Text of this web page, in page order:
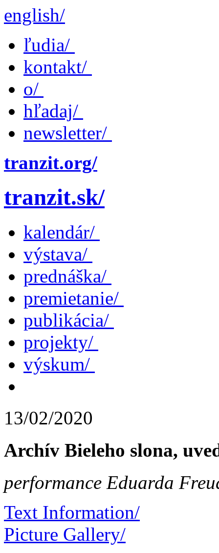
english/
ľudia/
kontakt/
o/
hľadaj/
newsletter/
tranzit.org/
tranzit.sk/
kalendár/
výstava/
prednáška/
premietanie/
publikácia/
projekty/
výskum/
13/02/2020
Archív Bieleho slona,
performance Eduarda
Text Information/
Picture Gallery/